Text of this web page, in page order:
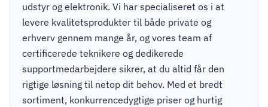
udstyr og elektronik. Vi har specialiseret os i at
levere kvalitetsprodukter til både private og
erhverv gennem mange år, og vores team af
certificerede teknikere og dedikerede
supportmedarbejdere sikrer, at du altid får den
rigtige løsning til netop dit behov. Med et bredt
sortiment, konkurrencedygtige priser og hurtig